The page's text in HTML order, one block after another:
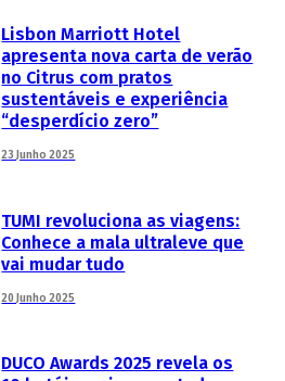
Lisbon Marriott Hotel
apresenta nova carta de verão
no Citrus com pratos
sustentáveis e experiência
“desperdício zero”
23 Junho 2025
TUMI revoluciona as viagens:
Conhece a mala ultraleve que
vai mudar tudo
20 Junho 2025
DUCO Awards 2025 revela os